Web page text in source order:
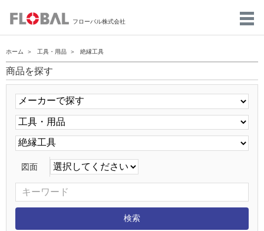
フローバル株式会社
ホーム 工具・用品 絶縁工具
商品を探す
図面